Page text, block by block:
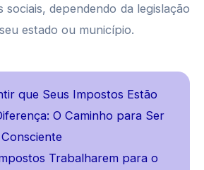
sociais, dependendo da legislação
estado ou município.
que Seus Impostos Estão
O Caminho para Ser
Trabalharem para o